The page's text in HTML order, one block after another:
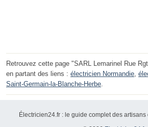
Retrouvez cette page "SARL Lemarinel Rue
en partant des liens : électricien Normandie
Saint-Germain-la-Blanche-Herbe
Électricien24.fr : le guide complet des artisans